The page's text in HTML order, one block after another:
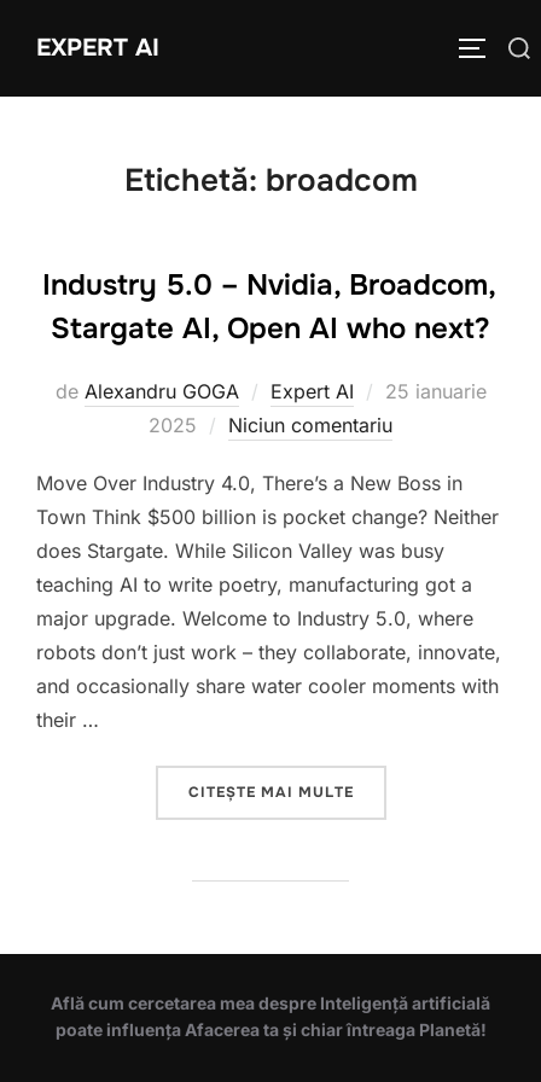
EXPERT AI
Caută
Etichetă: broadcom
Industry 5.0 – Nvidia, Broadcom,
Stargate AI, Open AI who next?
de Alexandru GOGA Expert AI
Publicat
pe
25 ianuarie
2025
Niciun comentariu
Move Over Industry 4.0, There’s a New Boss in
Town Think $500 billion is pocket change? Neither
does Stargate. While Silicon Valley was busy
teaching AI to write poetry, manufacturing got a
major upgrade. Welcome to Industry 5.0, where
robots don’t just work – they collaborate, innovate,
and occasionally share water cooler moments with
their …
CITEȘTE MAI MULTE„INDUSTRY 5.0 –
Află cum cercetarea mea despre Inteligență artificială
poate influența Afacerea ta și chiar întreaga Planetă!